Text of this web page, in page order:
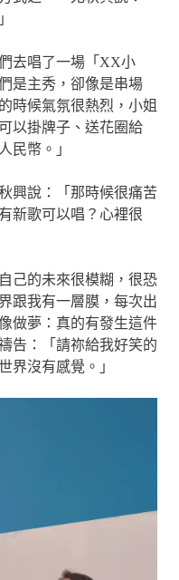
去唱了一場「XX小
是主秀，卻像是串場
時候氣氛很熱烈，小姐
以掛牌子、送花圈給
民幣。」
興說：「那時候很痛苦
新歌可以唱？心裡很
己的未來很模糊，很恐
跟我有一層膜，每次出
做夢：真的有發生這件
告：「請祢給我好笑的
界沒有感覺。」